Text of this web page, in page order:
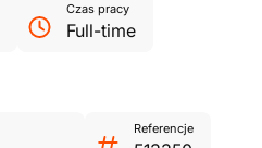
Czas pracy
Full-time
Referencje